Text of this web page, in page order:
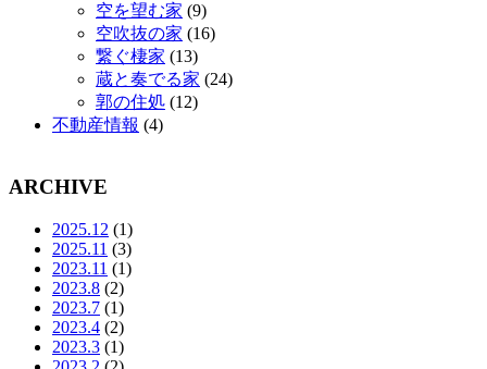
空を望む家 (9)
空吹抜の家 (16)
繋ぐ棲家 (13)
蔵と奏でる家 (24)
郭の住処 (12)
不動産情報 (4)
ARCHIVE
2025.12 (1)
2025.11 (3)
2023.11 (1)
2023.8 (2)
2023.7 (1)
2023.4 (2)
2023.3 (1)